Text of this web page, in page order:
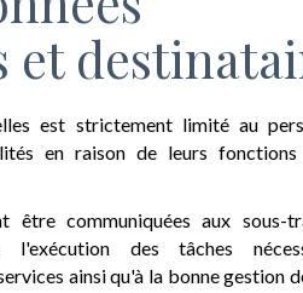
et
est strictement limité au
en raison de leurs
être communiquées aux sous-
l'exécution des tâches
ainsi qu'à la bonne gestion